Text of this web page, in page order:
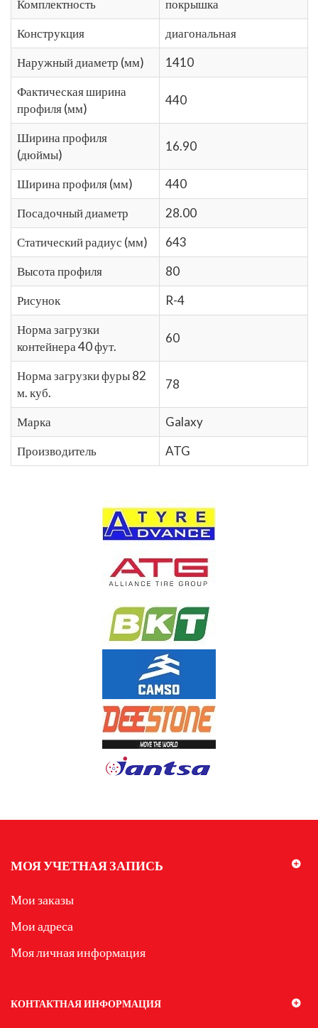
Комплектность
покрышка
Конструкция
диагональная
Наружный диаметр (мм)
1410
Фактическая ширина
профиля (мм)
440
Ширина профиля
(дюймы)
16.90
Ширина профиля (мм)
440
Посадочный диаметр
28.00
Статический радиус (мм)
643
Высота профиля
80
Рисунок
R-4
Норма загрузки
контейнера 40 фут.
60
Норма загрузки фуры 82
м. куб.
78
Марка
Galaxy
Производитель
ATG
МОЯ УЧЕТНАЯ ЗАПИСЬ
Мои заказы
Мои адреса
Моя личная информация
КОНТАКТНАЯ ИНФОРМАЦИЯ